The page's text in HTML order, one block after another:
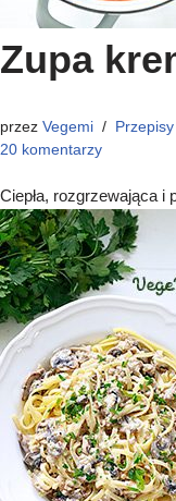
Zupa
przez Vegemi
20 komentarzy
Ciepła, rozgrzewająca